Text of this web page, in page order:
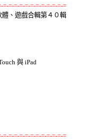
=-=-=-=-=-=-=-=-=-=-=-=
體、遊戲合輯第４０輯
與 iPad
=-=-=-=-=-=-=-=-=-=-=-=